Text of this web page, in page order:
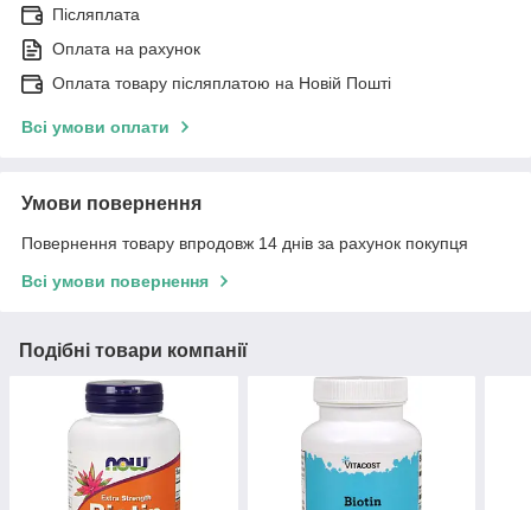
Післяплата
Оплата на рахунок
Оплата товару післяплатою на Новій Пошті
Всі умови оплати
Умови повернення
Повернення товару впродовж 14 днів за рахунок покупця
Всі умови повернення
Подібні товари компанії